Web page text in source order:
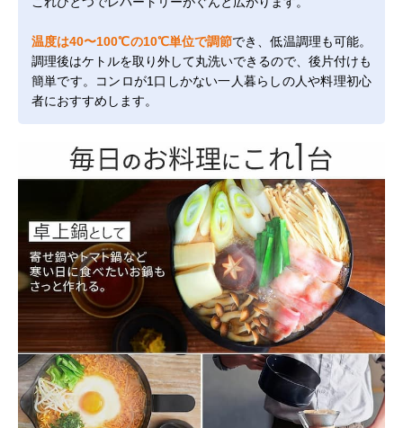
温度は40〜100℃の10℃単位で調節でき、低温調理も可能。
調理後はケトルを取り外して丸洗いできるので、後片付けも
簡単です。コンロが1口しかない一人暮らしの人や料理初心
者におすすめします。